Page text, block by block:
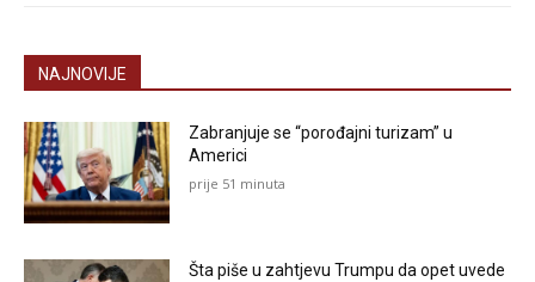
NAJNOVIJE
Zabranjuje se “porođajni turizam” u
Americi
prije 51 minuta
Šta piše u zahtjevu Trumpu da opet uvede